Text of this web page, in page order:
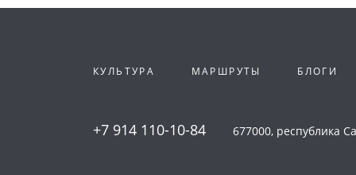
КУЛЬТУРА МАРШРУТЫ БЛОГИ
+7 914 110-10-84 677000, республика